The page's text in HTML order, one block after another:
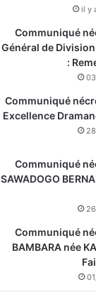
il y
Communiqué
Général de Division
:
Communiqué
Excellence
Communiqué
SAWADOGO
Communiqué
BAMBARA née